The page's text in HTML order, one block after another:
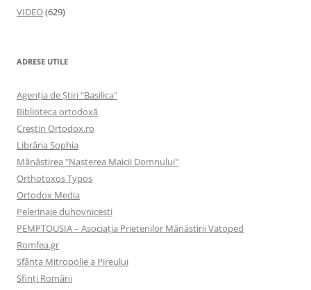
VIDEO(629)
ADRESE UTILE
Agenţia de Ştiri "Basilica"
Biblioteca ortodoxă
Creştin Ortodox.ro
Librăria Sophia
Mănăstirea "Naşterea Maicii Domnului"
Orthotoxos Typos
Ortodox Media
Pelerinaje duhovnicești
PEMPTOUSIA – Asociația Prietenilor Mănăstirii Vatoped
Romfea.gr
Sfânta Mitropolie a Pireului
Sfinţi Români